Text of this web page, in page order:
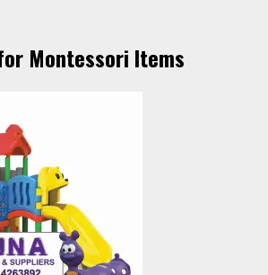
Montessori Items